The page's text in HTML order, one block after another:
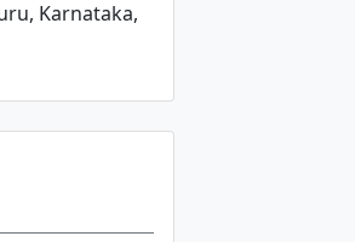
Karnataka,